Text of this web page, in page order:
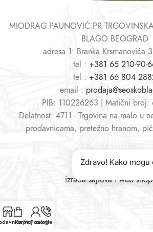
MIODRAG PAUNOVIĆ PR
BLAGO BEOGRAD
adresa 1: Branka Krsmanovića
tel : +381 65 210-90-
tel : +381 66 804
email :
PIB: 110226263 | Matični broj:
Delatnost: 4711 - Trgovina na malo u
prodavnicama, pretežno hranom,
izrada sajtovaiweb
KorpaMoj nalog
Pozovite nas
Zdravo! Kako mogu